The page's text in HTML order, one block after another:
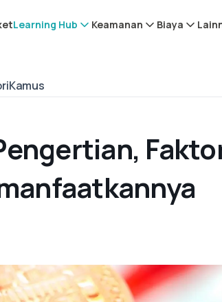
Learning Hub Keamanan Biaya
Kamus